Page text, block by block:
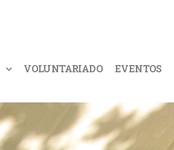
VOLUNTARIADO EVENTOS